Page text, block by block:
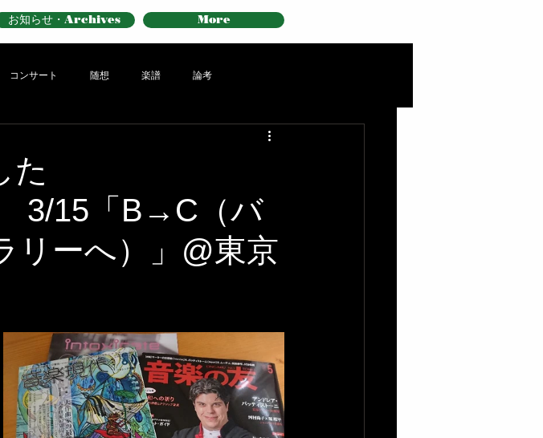
お知らせ・Archives More
コンサート 随想 楽譜 論考
た
（バ
リーへ）」@東京